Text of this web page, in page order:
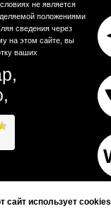
сайт использует cookies